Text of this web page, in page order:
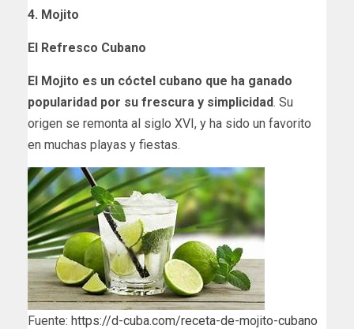
4. Mojito
El Refresco Cubano
El Mojito es un cóctel cubano que ha ganado
popularidad por su frescura y simplicidad. Su
origen se remonta al siglo XVI, y ha sido un favorito
en muchas playas y fiestas.
Fuente: https://d-cuba.com/receta-de-mojito-cubano